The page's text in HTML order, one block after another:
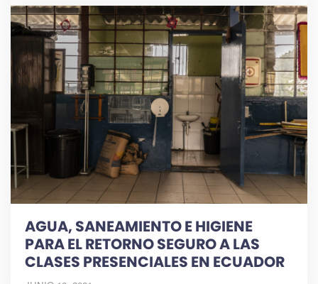
AGUA, SANEAMIENTO E HIGIENE
PARA EL RETORNO SEGURO A LAS
CLASES PRESENCIALES EN ECUADOR